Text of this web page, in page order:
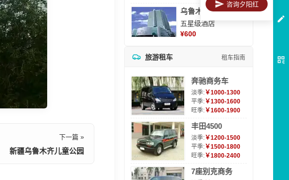
下一篇 »
新疆乌鲁木齐儿童公园
乌鲁木齐海德大酒店
五星级酒店
¥600
旅游租车 租车指南
奔驰商务车
淡季:￥1000-1300
平季:￥1300-1600
旺季:￥1600-1900
丰田4500
淡季:￥1200-1500
平季:￥1500-1800
旺季:￥1800-2400
7座别克商务
咨询夕阳红